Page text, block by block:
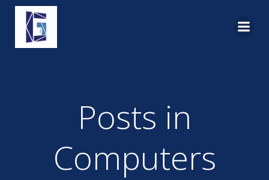
Posts in
Computers